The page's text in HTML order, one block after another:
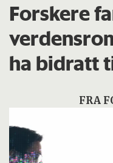
Forskere
ha bidratt
FRA